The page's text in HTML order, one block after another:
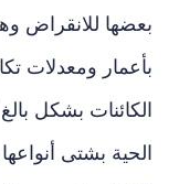
بعضها للانقراض
بأعمار ومعدلات
الكائنات بشكل
الحية بشتى